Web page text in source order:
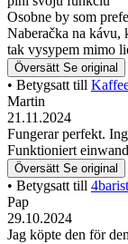
Osobne by som
Naberačka na kávu,
tak vysypem mimo
Översätt Se original
• Betygsatt till
Martin
21.11.2024
Fungerar perfekt.
Funktioniert
Översätt Se original
• Betygsatt till
Pap
29.10.2024
Jag köpte den för